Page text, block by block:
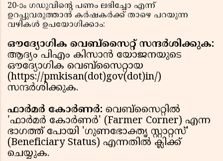
20-ാം ഗഡുവിന്‍റെ പണം ലഭിച്ചോ എന്ന്
ഉറപ്പുവരുത്താൻ കർഷകർക്ക് താഴെ പറയുന്ന
വഴികൾ ഉപയോഗിക്കാം:
ഔദ്യോഗിക വെബ്സൈറ്റ് സന്ദർശിക്കുക:
ആദ്യം പിഎം കിസാൻ യോജനയുടെ
ഔദ്യോഗിക വെബ്സൈറ്റായ
(https://pmkisan(dot)gov(dot)in/)
സന്ദർശിക്കുക.
ഫാർമർ കോർണർ: വെബ്സൈറ്റിൽ
'ഫാർമർ കോർണർ' (Farmer Corner) എന്ന
ഭാഗത്ത് പോയി 'ഗുണഭോക്തൃ സ്റ്റാറ്റസ്'
(Beneficiary Status) എന്നതിൽ ക്ലിക്ക്
ചെയ്യുക.